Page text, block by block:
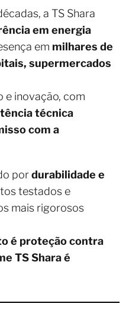
a TS Shara
em energia
em milhares de
supermercados
e inovação, com
técnica
com a
pordurabilidade e
testados e
mais rigorosos
é proteção contra
TS Shara é